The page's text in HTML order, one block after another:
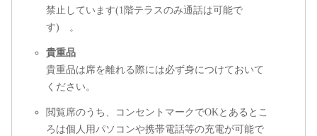
禁止しています(1階テラスのみ通話は可能で
す) 。
貴重品
貴重品は席を離れる際には必ず身につけておいて
ください。
閲覧席のうち、コンセントマークでOKとあるとこ
ろは個人用パソコンや携帯電話等の充電が可能で